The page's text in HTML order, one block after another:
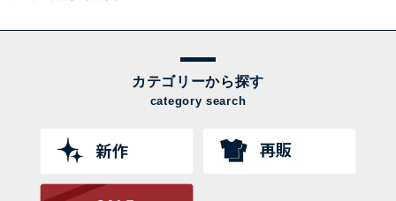
カテゴリーから探す
category search